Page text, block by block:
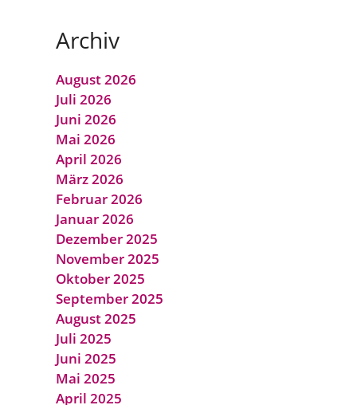
Archiv
August 2026
Juli 2026
Juni 2026
Mai 2026
April 2026
März 2026
Februar 2026
Januar 2026
Dezember 2025
November 2025
Oktober 2025
September 2025
August 2025
Juli 2025
Juni 2025
Mai 2025
April 2025